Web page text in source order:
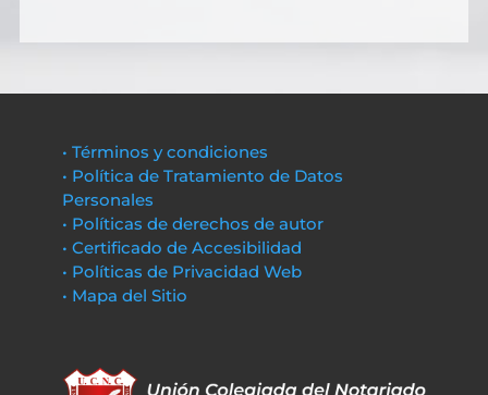
• Términos y condiciones
• Política de Tratamiento de Datos
Personales
• Políticas de derechos de autor
• Certificado de Accesibilidad
• Políticas de Privacidad Web
• Mapa del Sitio